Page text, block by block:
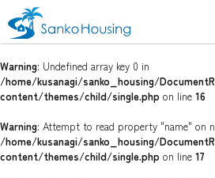
Warning: Undefined array key 0 in
/home/kusanagi/sanko_housing/
content/themes/child/single.php on line 16
Warning: Attempt to read property "name" on
/home/kusanagi/sanko_housing/
content/themes/child/single.php on line 17